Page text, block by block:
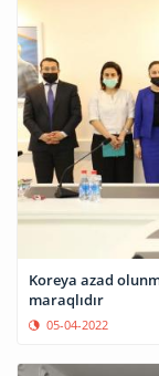
Koreya azad
maraqlıdır
05-04-2022